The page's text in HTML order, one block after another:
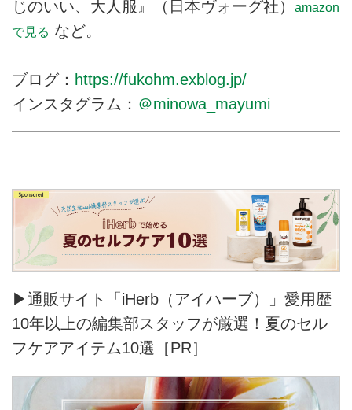
じのいい、大人服』（日本ヴォーグ社）
amazon
で見る など。
ブログ： https://fukohm.exblog.jp/
インスタグラム： ＠minowa_mayumi
▶通販サイト「iHerb（アイハーブ）」愛用歴
10年以上の編集部スタッフが厳選！夏のセル
フケアアイテム10選［PR］